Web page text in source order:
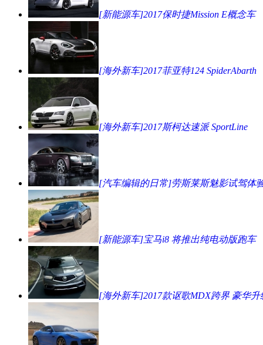
[新能源车]2017保时捷Mission E概念车
[海外新车]2017菲亚特124 SpiderAbarth
[海外新车]2017斯柯达速派 SportLine
[汽车编辑的日常]劳斯莱斯魅影试驾体
[新能源车]宝马i8 将推出纯电动版跑车
[海外新车]2017款讴歌MDX跨界 豪华升